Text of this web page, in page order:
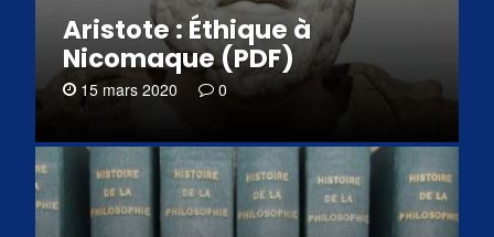
Aristote : Éthique à
Nicomaque (PDF)
15 mars 2020 0